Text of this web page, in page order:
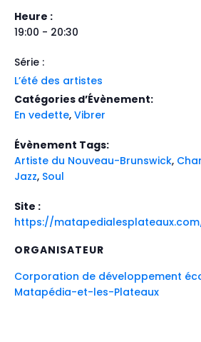
Heure :
19:00 - 20:30
Série :
L’été des artistes
Catégories d’Évènement:
En vedette, Vibrer
Évènement Tags:
Artiste du Nouveau-Brunswick,
Jazz, Soul
Site :
https://
ORGANISATEUR
Corporation de développement
Matapédia-et-les-Plateaux